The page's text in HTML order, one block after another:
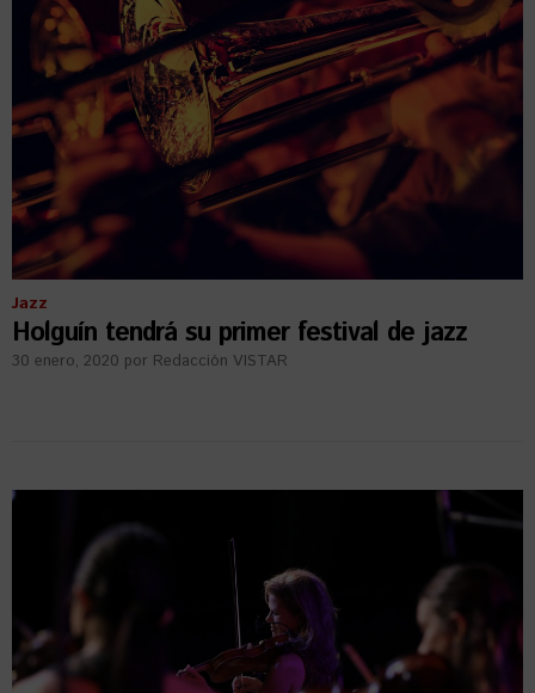
Jazz
Holguín tendrá su primer festival de jazz
30 enero, 2020 por Redacción VISTAR